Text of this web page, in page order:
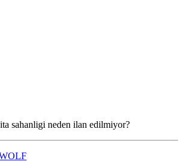
sahanligi neden ilan edilmiyor?